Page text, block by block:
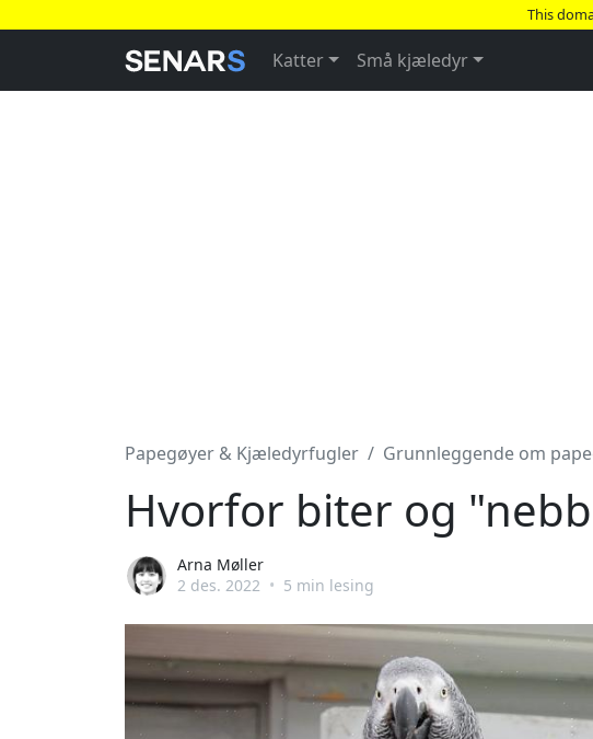
This
Katter Små kjæledyr
Papegøyer & Kjæledyrfugler Grunnleggende om
Hvorfor biter og
Arna Møller
2 des. 2022 • 5 min lesing